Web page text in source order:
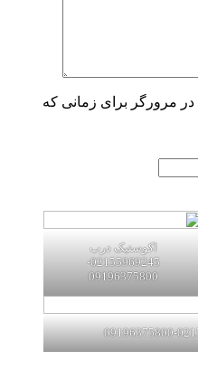
در مرورگر برای زمانی که
اکوستیک درب
02155969245-
09196375800